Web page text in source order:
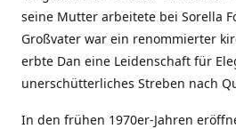
seine Mutter arbeitete bei Sorella
Großvater war ein renommierter
erbte Dan eine Leidenschaft für
unerschütterliches Streben nach
In den frühen 1970er-Jahren